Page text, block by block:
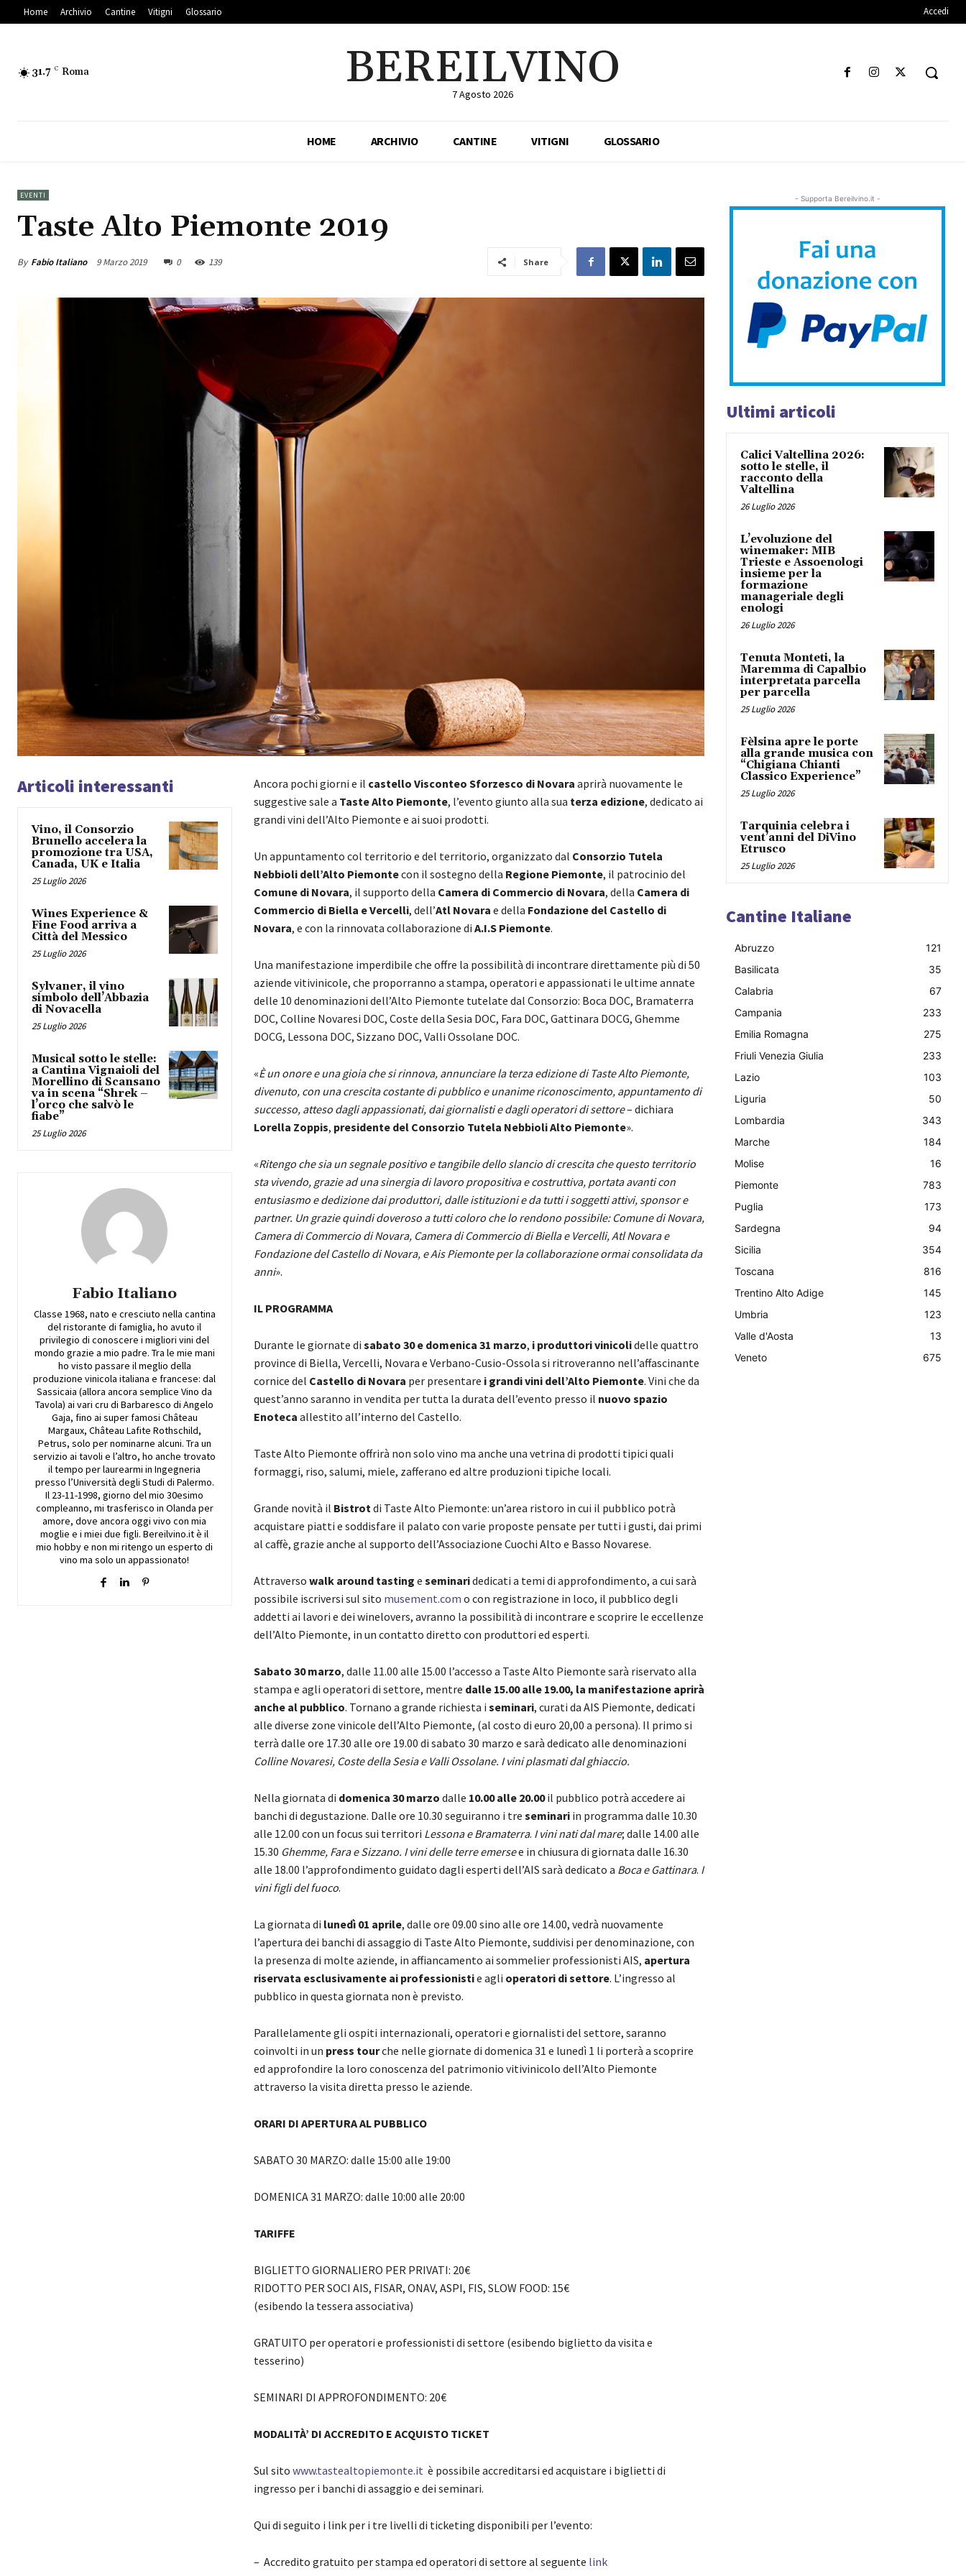
Home Archivio Cantine Vitigni Glossario Accedi
31.7 C Roma BEREILVINO
7 Agosto 2026
HOME ARCHIVIO CANTINE VITIGNI GLOSSARIO
EVENTI
Taste Alto Piemonte 2019
By Fabio Italiano 9 Marzo 2019 0 139 Share
Articoli interessanti
Vino, il Consorzio
Brunello accelera la
promozione tra USA,
Canada, UK e Italia
25 Luglio 2026
Wines Experience &
Fine Food arriva a
Città del Messico
25 Luglio 2026
Sylvaner, il vino
simbolo dell’Abbazia
di Novacella
25 Luglio 2026
Musical sotto le stelle:
a Cantina Vignaioli del
Morellino di Scansano
va in scena “Shrek –
l’orco che salvò le
fiabe”
25 Luglio 2026
Fabio Italiano
Classe 1968, nato e cresciuto nella cantina
del ristorante di famiglia, ho avuto il
privilegio di conoscere i migliori vini del
mondo grazie a mio padre. Tra le mie mani
ho visto passare il meglio della
produzione vinicola italiana e francese: dal
Sassicaia (allora ancora semplice Vino da
Tavola) ai vari cru di Barbaresco di Angelo
Gaja, fino ai super famosi Château
Margaux, Château Lafite Rothschild,
Petrus, solo per nominarne alcuni. Tra un
servizio ai tavoli e l’altro, ho anche trovato
il tempo per laurearmi in Ingegneria
presso l’Università degli Studi di Palermo.
Il 23-11-1998, giorno del mio 30esimo
compleanno, mi trasferisco in Olanda per
amore, dove ancora oggi vivo con mia
moglie e i miei due figli. Bereilvino.it è il
mio hobby e non mi ritengo un esperto di
vino ma solo un appassionato!
Ancora pochi giorni e il castello Visconteo Sforzesco di Novara aprirà nuovamente le
suggestive sale a Taste Alto Piemonte, l’evento giunto alla sua terza edizione, dedicato ai
grandi vini dell’Alto Piemonte e ai suoi prodotti.
Un appuntamento col territorio e del territorio, organizzato dal Consorzio Tutela
Nebbioli dell’Alto Piemontecon il sostegno della Regione Piemonte, il patrocinio del
Comune di Novara, il supporto della Camera di Commercio di Novara, della Camera di
Commercio di Biella e Vercelli, dell’Atl Novara e della Fondazione del Castello di
Novara, e con la rinnovata collaborazione di A.I.S Piemonte.
Una manifestazione imperdibile che offre la possibilità di incontrare direttamente più di 50
aziende vitivinicole, che proporranno a stampa, operatori e appassionati le ultime annate
delle 10 denominazioni dell’Alto Piemonte tutelate dal Consorzio: Boca DOC, Bramaterra
DOC, Colline Novaresi DOC, Coste della Sesia DOC, Fara DOC, Gattinara DOCG, Ghemme
DOCG, Lessona DOC, Sizzano DOC, Valli Ossolane DOC.
«È un onore e una gioia che si rinnova, annunciare la terza edizione di Taste Alto Piemonte,
divenuto, con una crescita costante di pubblico e unanime riconoscimento, appuntamento di
successo, atteso dagli appassionati, dai giornalisti e dagli operatori di settore– dichiara
Lorella Zoppis, presidente del Consorzio Tutela Nebbioli Alto Piemonte».
«Ritengo che sia un segnale positivo e tangibile dello slancio di crescita che questo territorio
sta vivendo, grazie ad una sinergia di lavoro propositiva e costruttiva, portata avanti con
entusiasmo e dedizione dai produttori, dalle istituzioni e da tutti i soggetti attivi, sponsor e
partner. Un grazie quindi doveroso a tutti coloro che lo rendono possibile: Comune di Novara,
Camera di Commercio di Novara, Camera di Commercio di Biella e Vercelli, Atl Novara e
Fondazione del Castello di Novara, e Ais Piemonte per la collaborazione ormai consolidata da
anni».
IL PROGRAMMA
Durante le giornate di sabato 30 e domenica 31 marzo, i produttori vinicolidelle quattro
province di Biella, Vercelli, Novara e Verbano-Cusio-Ossola si ritroveranno nell’affascinante
cornice del Castello di Novara per presentare i grandi vini dell’Alto Piemonte. Vini che da
quest’anno saranno in vendita per tutta la durata dell’evento presso il nuovo spazio
Enoteca allestito all’interno del Castello.
Taste Alto Piemonte offrirà non solo vino ma anche una vetrina di prodotti tipici quali
formaggi, riso, salumi, miele, zafferano ed altre produzioni tipiche locali.
Grande novità il Bistrot di Taste Alto Piemonte: un’area ristoro in cui il pubblico potrà
acquistare piatti e soddisfare il palato con varie proposte pensate per tutti i gusti, dai primi
al caffè, grazie anche al supporto dell’Associazione Cuochi Alto e Basso Novarese.
Attraverso walk around tasting e seminaridedicati a temi di approfondimento, a cui sarà
possibile iscriversi sul sito musement.com o con registrazione in loco, il pubblico degli
addetti ai lavori e dei winelovers, avranno la possibilità di incontrare e scoprire le eccellenze
dell’Alto Piemonte, in un contatto diretto con produttori ed esperti.
Sabato 30 marzo, dalle 11.00 alle 15.00 l’accesso a Taste Alto Piemonte sarà riservato alla
stampa e agli operatori di settore, mentre dalle 15.00 alle 19.00, la manifestazione aprirà
anche al pubblico. Tornano a grande richiesta i seminari, curati da AIS Piemonte, dedicati
alle diverse zone vinicole dell’Alto Piemonte, (al costo di euro 20,00 a persona). Il primo si
terrà dalle ore 17.30 alle ore 19.00 di sabato 30 marzo e sarà dedicato alle denominazioni
Colline Novaresi, Coste della Sesia e Valli Ossolane. I vini plasmati dal ghiaccio.
Nella giornata di domenica 30 marzo dalle 10.00 alle 20.00il pubblico potrà accedere ai
banchi di degustazione. Dalle ore 10.30 seguiranno i tre seminariin programma dalle 10.30
alle 12.00 con un focus sui territori Lessona e Bramaterra. I vini nati dal mare; dalle 14.00 alle
15.30 Ghemme, Fara e Sizzano. I vini delle terre emersee in chiusura di giornata dalle 16.30
alle 18.00 l’approfondimento guidato dagli esperti dell’AIS sarà dedicato a Boca e Gattinara. I
vini figli del fuoco.
La giornata di lunedì 01 aprile, dalle ore 09.00 sino alle ore 14.00, vedrà nuovamente
l’apertura dei banchi di assaggio di Taste Alto Piemonte, suddivisi per denominazione, con
la presenza di molte aziende, in affiancamento ai sommelier professionisti AIS, apertura
riservata esclusivamente ai professionistie agli operatori di settore. L’ingresso al
pubblico in questa giornata non è previsto.
Parallelamente gli ospiti internazionali, operatori e giornalisti del settore, saranno
coinvolti in un press tourche nelle giornate di domenica 31 e lunedì 1 li porterà a scoprire
ed approfondire la loro conoscenza del patrimonio vitivinicolo dell’Alto Piemonte
attraverso la visita diretta presso le aziende.
ORARI DI APERTURA AL PUBBLICO
SABATO 30 MARZO: dalle 15:00 alle 19:00
DOMENICA 31 MARZO: dalle 10:00 alle 20:00
TARIFFE
BIGLIETTO GIORNALIERO PER PRIVATI: 20€
RIDOTTO PER SOCI AIS, FISAR, ONAV, ASPI, FIS, SLOW FOOD: 15€
(esibendo la tessera associativa)
GRATUITO per operatori e professionisti di settore (esibendo biglietto da visita e
tesserino)
SEMINARI DI APPROFONDIMENTO: 20€
MODALITÀ’ DI ACCREDITO E ACQUISTO TICKET
Sul sito www.tastealtopiemonte.it è possibile accreditarsi ed acquistare i biglietti di
ingresso per i banchi di assaggio e dei seminari.
Qui di seguito i link per i tre livelli di ticketing disponibili per l’evento:
– Accredito gratuito per stampa ed operatori di settore al seguente link
- Supporta Bereilvino.it -
Ultimi articoli
Calici Valtellina 2026:
sotto le stelle, il
racconto della
Valtellina
26 Luglio 2026
L’evoluzione del
winemaker: MIB
Trieste e Assoenologi
insieme per la
formazione
manageriale degli
enologi
26 Luglio 2026
Tenuta Monteti, la
Maremma di Capalbio
interpretata parcella
per parcella
25 Luglio 2026
Fèlsina apre le porte
alla grande musica con
“Chigiana Chianti
Classico Experience”
25 Luglio 2026
Tarquinia celebra i
vent’anni del DiVino
Etrusco
25 Luglio 2026
Cantine Italiane
Abruzzo
121
Basilicata
35
Calabria
67
Campania
233
Emilia Romagna
275
Friuli Venezia Giulia
233
Lazio
103
Liguria
50
Lombardia
343
Marche
184
Molise
16
Piemonte
783
Puglia
173
Sardegna
94
Sicilia
354
Toscana
816
Trentino Alto Adige
145
Umbria
123
Valle d'Aosta
13
Veneto
675